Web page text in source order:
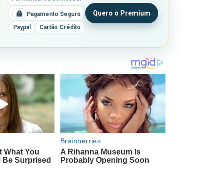
Pagamento Seguro
Paypal
Cartão Crédito
Quero o Premium